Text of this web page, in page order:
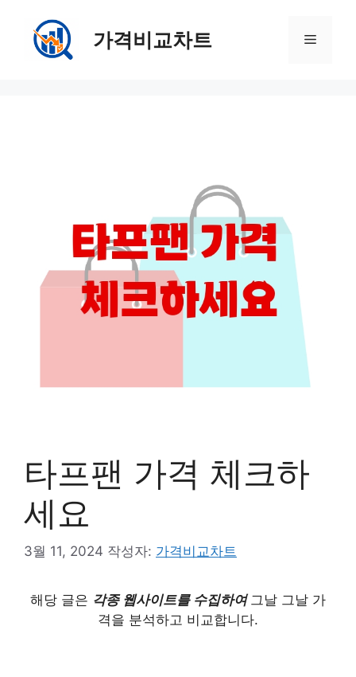
가격비교차트 메
타프팬 가격 체크하
세요
3월 11, 2024 작성자: 가격비교차트
해당 글은 각종 웹사이트를 수집하여 그날 그날 가
격을 분석하고 비교합니다.